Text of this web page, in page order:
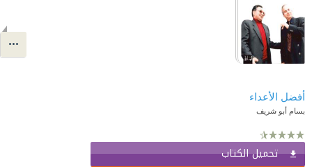
أفضل الأعداء
بسام أبو شريف
تحميل الكتاب